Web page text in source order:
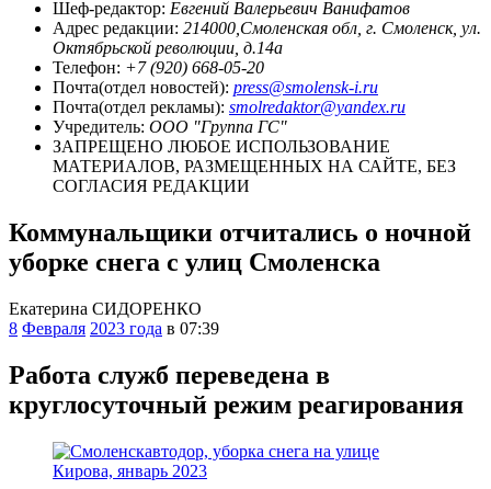
Шеф-редактор: Евгений Валерьевич Ванифатов
Адрес редакции: 214000,Смоленская обл, г. Смоленск, ул.
Октябрьской революции, д.14а
Телефон: +7 (920) 668-05-20
Почта(отдел новостей): press@smolensk-i.ru
Почта(отдел рекламы): smolredaktor@yandex.ru
Учредитель: ООО "Группа ГС"
ЗАПРЕЩЕНО ЛЮБОЕ ИСПОЛЬЗОВАНИЕ
МАТЕРИАЛОВ, РАЗМЕЩЕННЫХ НА САЙТЕ, БЕЗ
СОГЛАСИЯ РЕДАКЦИИ
Коммунальщики отчитались о ночной
уборке снега с улиц Смоленска
Екатерина СИДОРЕНКО
8 Февраля 2023 года в 07:39
Работа служб переведена в
круглосуточный режим реагирования